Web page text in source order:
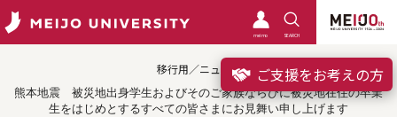
meimo SEARCH
ご支援をお考えの方
移行用／ニュース
熊本地震 被災地出身学生およびそのご家族ならびに被災地在住の卒業
生をはじめとするすべての皆さまにお見舞い申し上げます